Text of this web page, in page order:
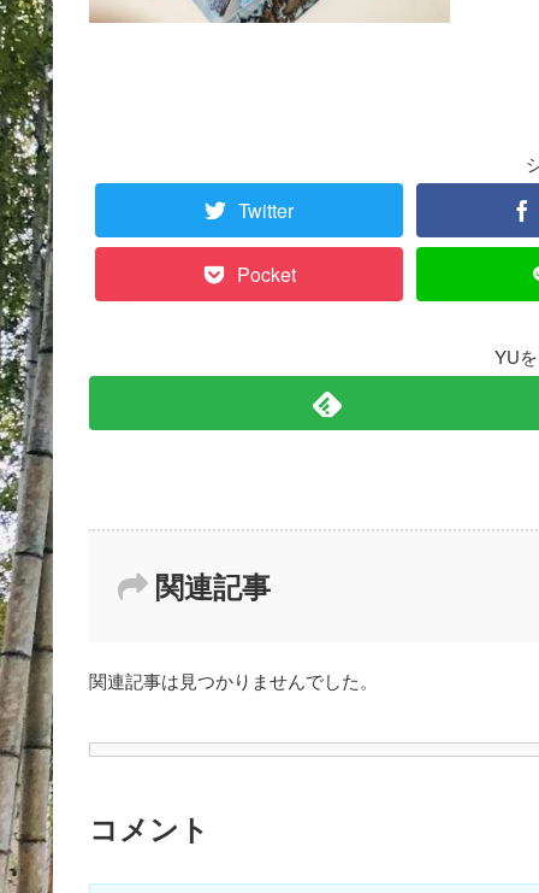
Twitter
Pocket
YU
関連記事
関連記事は見つかりませんでした。
コメント